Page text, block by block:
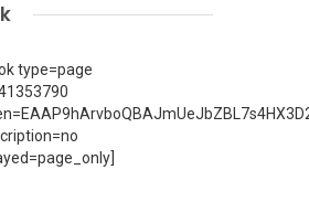
type=page